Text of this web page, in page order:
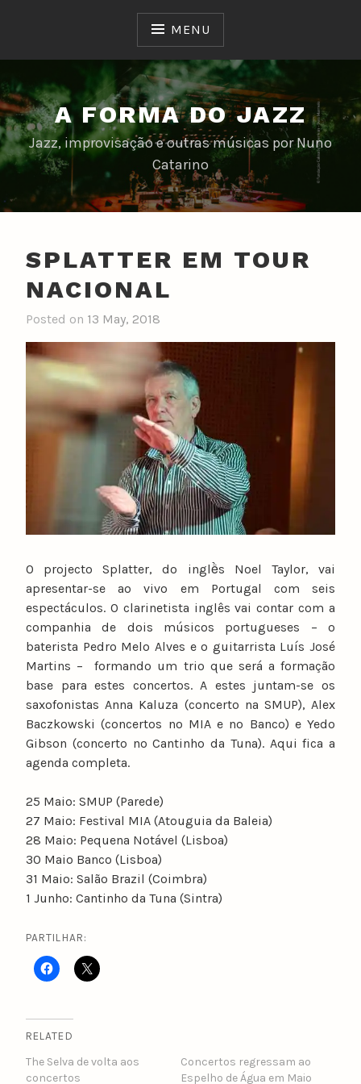
MENU
A FORMA DO JAZZ
Jazz, improvisação e outras músicas por Nuno
Catarino
SPLATTER EM TOUR
NACIONAL
Posted on 13 May, 2018
y
n
u
n
o
c
a
t
a
r
i
o
O projecto Splatter, do inglềs Noel Taylor, vai
apresentar-se ao vivo em Portugal com seis
espectáculos. O clarinetista inglês vai contar com a
companhia de dois músicos portugueses – o
baterista Pedro Melo Alves e o guitarrista Luís José
Martins – formando um trio que será a formação
base para estes concertos. A estes juntam-se os
saxofonistas Anna Kaluza (concerto na SMUP), Alex
Baczkowski (concertos no MIA e no Banco) e Yedo
Gibson (concerto no Cantinho da Tuna). Aqui fica a
agenda completa.
25 Maio: SMUP (Parede)
27 Maio: Festival MIA (Atouguia da Baleia)
28 Maio: Pequena Notável (Lisboa)
30 Maio Banco (Lisboa)
31 Maio: Salão Brazil (Coimbra)
1 Junho: Cantinho da Tuna (Sintra)
PARTILHAR:
RELATED
The Selva de volta aos
concertos
Concertos regressam ao
Espelho de Água em Maio